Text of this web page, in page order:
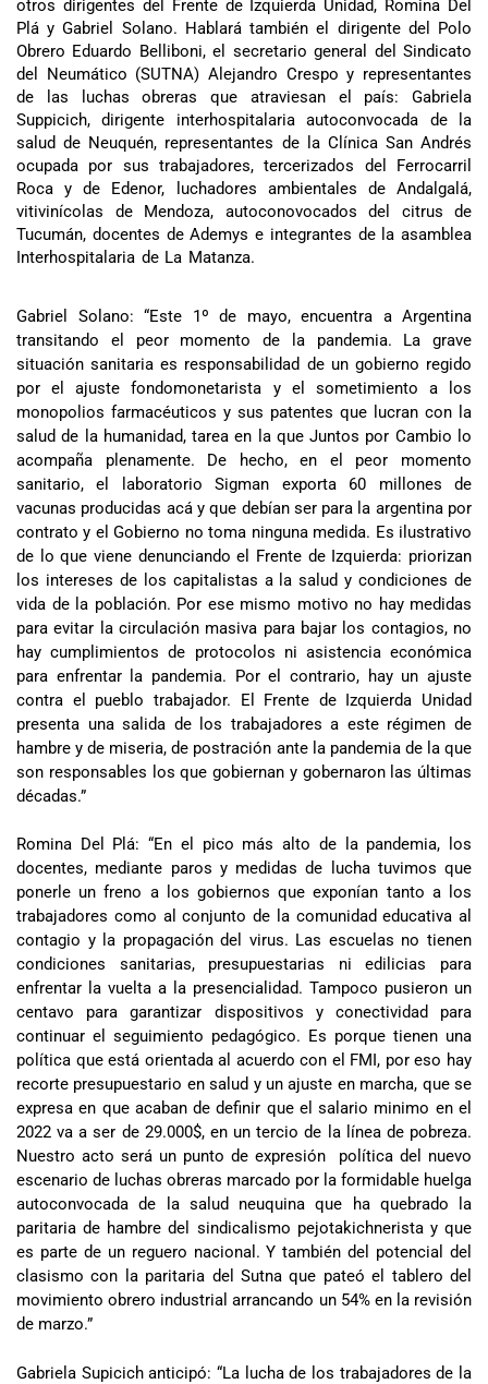
otros dirigentes del Frente de Izquierda Unidad, Romina Del
Plá y Gabriel Solano. Hablará también el dirigente del Polo
Obrero Eduardo Belliboni, el secretario general del Sindicato
del Neumático (SUTNA) Alejandro Crespo y representantes
de las luchas obreras que atraviesan el país: Gabriela
Suppicich, dirigente interhospitalaria autoconvocada de la
salud de Neuquén, representantes de la Clínica San Andrés
ocupada por sus trabajadores, tercerizados del Ferrocarril
Roca y de Edenor, luchadores ambientales de Andalgalá,
vitivinícolas de Mendoza, autoconovocados del citrus de
Tucumán, docentes de Ademys e integrantes de la asamblea
Interhospitalaria de La Matanza.
Gabriel Solano: “Este 1º de mayo, encuentra a Argentina
transitando el peor momento de la pandemia. La grave
situación sanitaria es responsabilidad de un gobierno regido
por el ajuste fondomonetarista y el sometimiento a los
monopolios farmacéuticos y sus patentes que lucran con la
salud de la humanidad, tarea en la que Juntos por Cambio lo
acompaña plenamente. De hecho, en el peor momento
sanitario, el laboratorio Sigman exporta 60 millones de
vacunas producidas acá y que debían ser para la argentina por
contrato y el Gobierno no toma ninguna medida. Es ilustrativo
de lo que viene denunciando el Frente de Izquierda: priorizan
los intereses de los capitalistas a la salud y condiciones de
vida de la población. Por ese mismo motivo no hay medidas
para evitar la circulación masiva para bajar los contagios, no
hay cumplimientos de protocolos ni asistencia económica
para enfrentar la pandemia. Por el contrario, hay un ajuste
contra el pueblo trabajador. El Frente de Izquierda Unidad
presenta una salida de los trabajadores a este régimen de
hambre y de miseria, de postración ante la pandemia de la que
son responsables los que gobiernan y gobernaron las últimas
décadas.”
Romina Del Plá: “En el pico más alto de la pandemia, los
docentes, mediante paros y medidas de lucha tuvimos que
ponerle un freno a los gobiernos que exponían tanto a los
trabajadores como al conjunto de la comunidad educativa al
contagio y la propagación del virus. Las escuelas no tienen
condiciones sanitarias, presupuestarias ni edilicias para
enfrentar la vuelta a la presencialidad. Tampoco pusieron un
centavo para garantizar dispositivos y conectividad para
continuar el seguimiento pedagógico. Es porque tienen una
política que está orientada al acuerdo con el FMI, por eso hay
recorte presupuestario en salud y un ajuste en marcha, que se
expresa en que acaban de definir que el salario minimo en el
2022 va a ser de 29.000$, en un tercio de la línea de pobreza.
Nuestro acto será un punto de expresión política del nuevo
escenario de luchas obreras marcado por la formidable huelga
autoconvocada de la salud neuquina que ha quebrado la
paritaria de hambre del sindicalismo pejotakichnerista y que
es parte de un reguero nacional. Y también del potencial del
clasismo con la paritaria del Sutna que pateó el tablero del
movimiento obrero industrial arrancando un 54% en la revisión
de marzo.”
Gabriela Supicich anticipó: “La lucha de los trabajadores de la